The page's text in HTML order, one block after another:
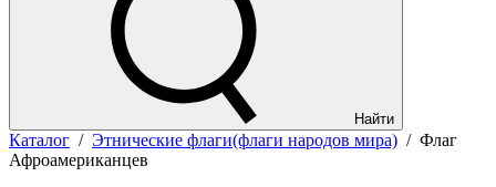
Найти
Каталог / Этнические флаги(флаги народов мира) / Флаг
Афроамериканцев